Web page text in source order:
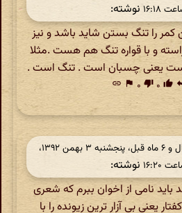
۱۶:۱۸
نوشته:
را تنگ بستن شاید باشد و نیز
و با قواره تنگ هم هست .مثلا
یعنی چسبان است . تنگ است .
thumb_up ۰ thumb_down ۰ flag
link
در ‫۱۲ سال و ۶ ماه قبل، پنجشنبه ۳ بهمن ۱۳۹۲،
۱۶:۲۰
نوشته:
باید نامی از اخوان ببرم که شعری
یعنی بی آزار ترین زیونده را با